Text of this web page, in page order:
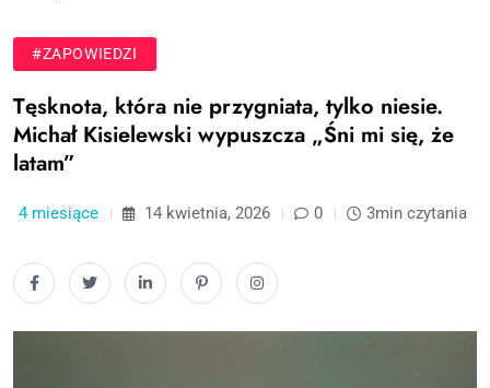
#ZAPOWIEDZI
Tęsknota, która nie przygniata, tylko niesie.
Michał Kisielewski wypuszcza „Śni mi się, że
latam”
4 miesiące 14 kwietnia, 2026 0 3min czytania